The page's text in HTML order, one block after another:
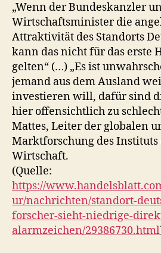
„Wenn der Bundeskanzler
Wirtschaftsminister die
Attraktivität des Standorts
kann das nicht für das erste
gelten“ (…) „Es ist
jemand aus dem Ausland
investieren will, dafür sind
hier offensichtlich zu
Mattes, Leiter der globalen
Marktforschung des Instituts
Wirtschaft.
(Quelle:
https://
ur/nachrichten/standort-
forscher-sieht-niedrige-
alarmzeichen/29386730.html